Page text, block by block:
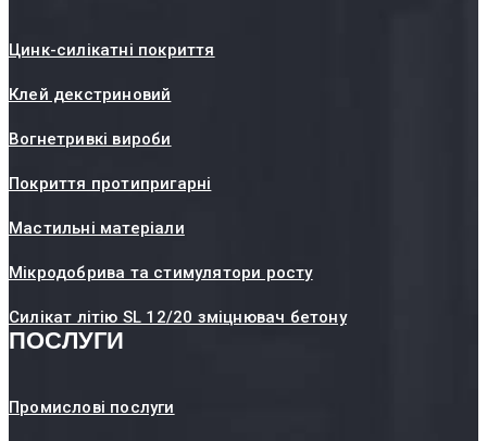
Цинк-силікатні покриття
Клей декстриновий
Вогнетривкі вироби
Покриття протипригарні
Мастильні матеріали
Мікродобрива та стимулятори росту
Силікат літію SL 12/20 зміцнювач бетону
ПОСЛУГИ
Промислові послуги